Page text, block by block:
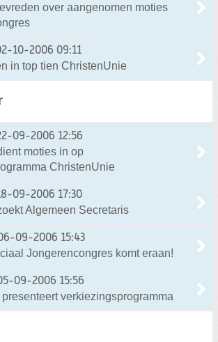
over aangenomen moties
10-2006 09:11
in top tien ChristenUnie
09-2006 12:56
moties in op
ChristenUnie
09-2006 17:30
Algemeen Secretaris
09-2006 15:43
Jongerencongres komt eraan!
09-2006 15:56
verkiezingsprogramma